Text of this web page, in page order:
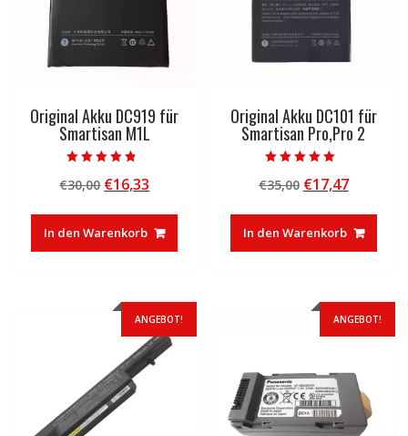
Original Akku DC919 für
Smartisan M1L
4.50
von 5
€30,00 Ursprünglicher
war:
€30,00
€16,33
ist:
€16,33.
In den Warenkorb
Original Akku DC101 für
Smartisan Pro,Pro 2
5.00
von 5
€35,00 Ursprünglicher
war:
€35,00
€17,47
ist:
€17,47.
In den Warenkorb
ANGEBOT! ANGEBOT!